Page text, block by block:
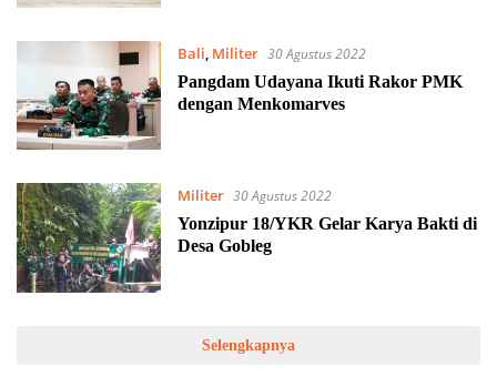
Bali, Militer 30 Agustus 2022
Pangdam Udayana Ikuti Rakor PMK
dengan Menkomarves
Militer 30 Agustus 2022
Yonzipur 18/YKR Gelar Karya Bakti di
Desa Gobleg
Selengkapnya